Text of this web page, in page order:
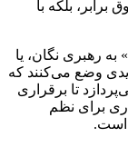
بلکه با
به رهبری نگان، یا
وضع می‌کنند که
تا برقراری
برای نظم
است.